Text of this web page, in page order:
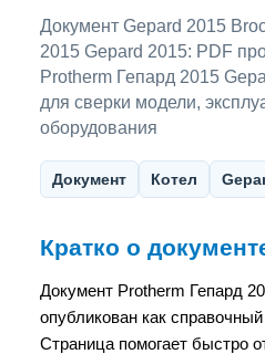
Документ Gepard 2015
2015 Gepard 2015: PDF
Protherm Гепард 2015
для сверки модели,
оборудования
Документ Котел
Кратко о
Документ Protherm Гепард
опубликован как
Страница помогает быстро